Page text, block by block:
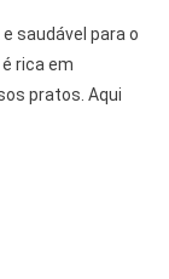
saudável para o
rica em
pratos. Aqui